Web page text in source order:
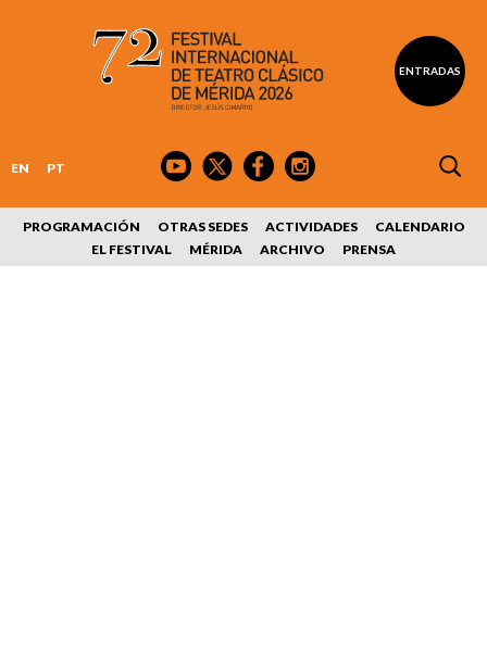
ENTRADAS
EN PT
PROGRAMACIÓN OTRAS SEDES ACTIVIDADES
CALENDARIO
EL FESTIVAL
MÉRIDA ARCHIVO PRENSA